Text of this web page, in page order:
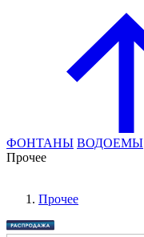
ФОНТАНЫ ВОДОЕМЫ
Прочее
Прочее